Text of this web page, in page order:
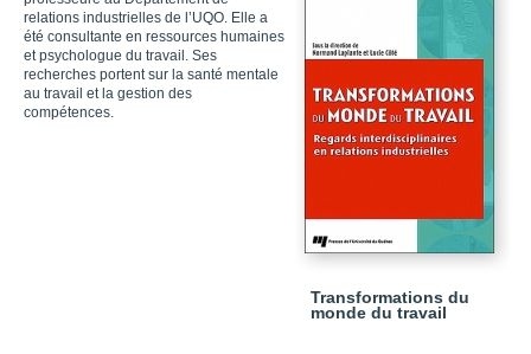
relations industrielles de l’UQO. Elle a
été consultante en ressources humaines
et psychologue du travail. Ses
recherches portent sur la santé mentale
au travail et la gestion des
compétences.
Transformations du
monde du travail